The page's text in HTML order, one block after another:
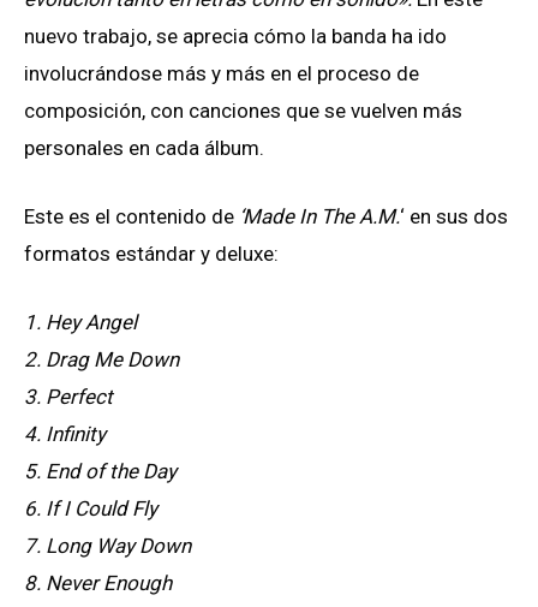
nuevo trabajo, se aprecia cómo la banda ha ido
involucrándose más y más en el proceso de
composición, con canciones que se vuelven más
personales en cada álbum.
Este es el contenido de ‘Made In The A.M.‘ en sus dos
formatos estándar y deluxe:
1. Hey Angel
2. Drag Me Down
3. Perfect
4. Infinity
5. End of the Day
6. If I Could Fly
7. Long Way Down
8. Never Enough